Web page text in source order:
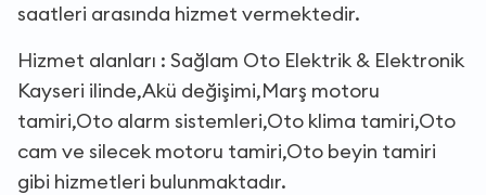
saatleri arasında hizmet vermektedir.
Hizmet alanları : Sağlam Oto Elektrik & Elektronik
Kayseri ilinde,Akü değişimi,Marş motoru
tamiri,Oto alarm sistemleri,Oto klima tamiri,Oto
cam ve silecek motoru tamiri,Oto beyin tamiri
gibi hizmetleri bulunmaktadır.